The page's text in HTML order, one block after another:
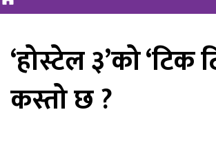
‘होस्टेल ३’को ‘टिक
कस्तो छ ?